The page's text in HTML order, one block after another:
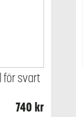
för svart
740 kr